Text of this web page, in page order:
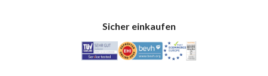
Sicher einkaufen